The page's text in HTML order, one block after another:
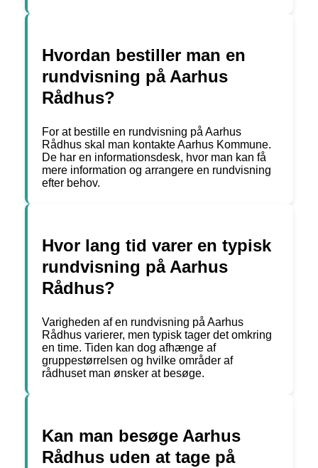
Hvordan bestiller man en
rundvisning på Aarhus
Rådhus?
For at bestille en rundvisning på Aarhus
Rådhus skal man kontakte Aarhus Kommune.
De har en informationsdesk, hvor man kan få
mere information og arrangere en rundvisning
efter behov.
Hvor lang tid varer en typisk
rundvisning på Aarhus
Rådhus?
Varigheden af en rundvisning på Aarhus
Rådhus varierer, men typisk tager det omkring
en time. Tiden kan dog afhænge af
gruppestørrelsen og hvilke områder af
rådhuset man ønsker at besøge.
Kan man besøge Aarhus
Rådhus uden at tage på